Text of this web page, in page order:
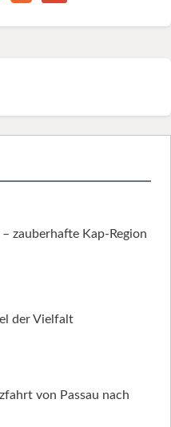
zauberhafte Kap-Region
der Vielfalt
von Passau nach